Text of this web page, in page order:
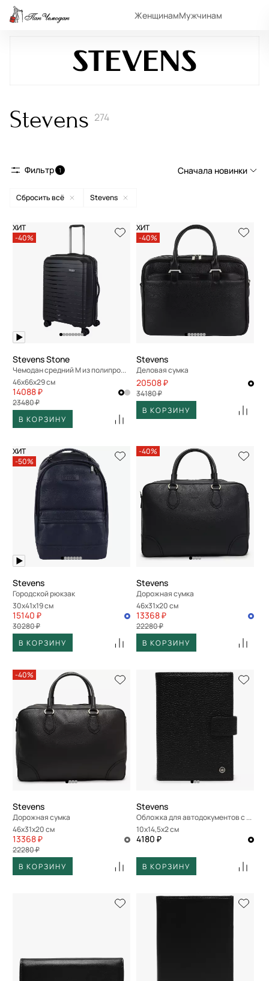
ЖенщинамМужчинам
Stevens 274
Фильтр 1 Сначала новинки
Сначала популярные
По возрастанию цены
По убыванию цены
По размеру скидки
По скорости доставки
Сбросить всё Stevens
ХИТ
-40%
Stevens Stone
Чемодан средний M из полипропилена
46x66x29 см
14088 ₽
23480 ₽
В КОРЗИНУ
ХИТ
-40%
Stevens
Деловая сумка
20508 ₽
34180 ₽
В КОРЗИНУ
ХИТ
-50%
Stevens
Городской рюкзак
30x41x19 см
15140 ₽
30280 ₽
В КОРЗИНУ
-40%
Stevens
Дорожная сумка
46x31x20 см
13368 ₽
22280 ₽
В КОРЗИНУ
-40%
Stevens
Дорожная сумка
46x31x20 см
13368 ₽
22280 ₽
В КОРЗИНУ
Stevens
Обложка для автодокументов с отделением для купюр
10x14,5x2 см
4180 ₽
В КОРЗИНУ